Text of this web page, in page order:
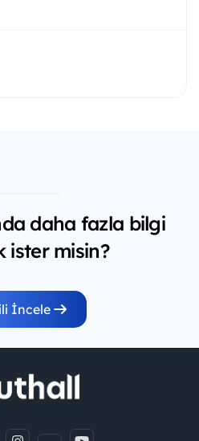
daha fazla bilgi
ister misin?
İncele